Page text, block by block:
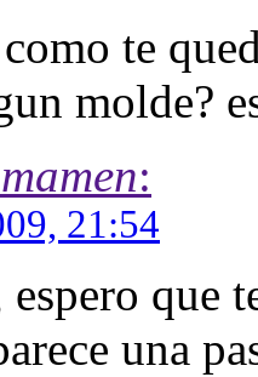
te
molde?
:
21:54
que
una